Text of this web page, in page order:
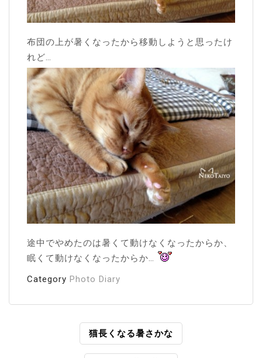
布団の上が暑くなったから移動しようと思ったけ
れど…
途中でやめたのは暑くて動けなくなったからか、
眠くて動けなくなったからか…
Category Photo Diary
猫長くなる暑さかな